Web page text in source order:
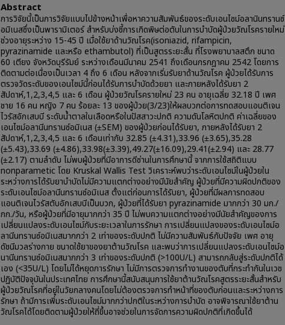
Abstract
การวิจัยนี้เป็นการวิจัยแบบไปข้างหน้าเพื่อหาความสัมพันธ์ของระดับเอนไซม์อลานินทรานซ์
อมิเนสซึ่งเป็นพารามิเตอร์ สำหรับบ่งชี้การเกิดพิษต่อตับในการบำบัดผู้ป่วยวัณโรครายใหม่
ช่วงอายุระหว่าง 15-45 ปี เมื่อใช้ยาด้านวัณโรค(isoniazid, rifampicin,
pyrazinamide และหรือ ethambutol) ที่เป็นสูตรระยะสั้น ที่โรงพยาบาลสตึก ขนาด
60 เตียง จังหวัดบุรีรัมย์ ระหว่างเดือนมีนาคม 2541 ถึงเดือนกรกฎาคม 2542 โดยการ
ติดตามต่อเนื่องเป็นเวลา 4 ถึง 6 เดือน หลังจากเริ่มรับยาด้านวัณโรค ผู้ป่วยได้รับการ
ตรวจวัดระดับของเอนไซม์นี้ก่อนได้รับการบำบัดด้วยยา และภายหลังได้รับยา 2
สัปดาห์,1,2,3,4,5 และ 6 เดือน ผู้ป่วยวัณโรครายใหม่ 23 คน อายุเฉลี่ย 32.18 ปี เพศ
ชาย 16 คน หญิง 7 คน ร้อยละ 13 ของผู้ป่วย(3/23)ให้ผลบวกต่อการทดสอบแอนติเจน
ไวรัสอักเสบบี ระดับน้ำตาลในเลือดหรือในปัสสาวะปกติ ความดันโลหิตปกติ ค่าเฉลี่ยของ
เอนไซม์อลานีนทรานซ์อมิเนส (±SEM) ของผู้ป่วยก่อนได้รับยา, ภายหลังได้รับยา 2
สัปดาห์,1,2,3,4,5 และ 6 เดือนเท่ากับ 32.85 (±4.31),33.96 (±3.65),35.28
(±5.43),33.69 (±4.86),33.98(±3.39),49.27(±16.09),29.41(±2.94) และ 28.77
(±2.17) ตามลำดับ ไม่พบผู้ป่วยที่มีอาการดีซ่านในการศึกษานี้ จากการใช้สถิติแบบ
nonparametic โดย Kruskal Wallis Test วิเคราะห์พบว่าระดับเอนไซม์ในผู้ป่วยใน
ระหว่างการได้รับยาบำบัดไม่มีความแตกต่างอย่างมีนัยสำคัญ ผู้ป่วยที่มีความผิดปกติของ
ระดับเอนไซม์อลานีนทรานซ์อมิเนส ตั้งแต่ก่อนการได้รับยา, ผู้ป่วยที่มีผลการทดสอบ
แอนติเจนไวรัสตับอักเสบบีเป็นบวก, ผู้ป่วยที่ได้รับยา pyrazinamide มากกว่า 30 มก./
กก./วัน, หรือผู้ป่วยที่มีอายุมากกว่า 35 ปี ไม่พบความแตกต่างอย่างมีนัยสำคัญของการ
เปลี่ยนแปลงระดับเอนไซม์กับระยะเวลาในการรักษา การเปลี่ยนแปลงของระดับเอนไซม์อ
ลานีนทรานซ์อมิเนสมากกว่า 2 เท่าของระดับปกติ ไม่มีความสัมพันธ์กับปัจจัย เพศ อายุ
ดัชนีมวลร่างกาย ขนาดใช้ยาของยาต้านวัณโรค และพบว่าการเปลี่ยนแปลงระดับเอนไซม์อ
นานีนทรานซ์อมิเนสมากกว่า 3 เท่าของระดับปกติ (>100U/L) สามารถกลับสู่ระดับปกติได้
เอง (<35U/L) โดยไม่ได้หยุดการรักษา ไม่มีการตรวจการทำงานของตับที่กระทำกันในเวช
ปฏิบัติปัจจุบันในประเทศไทย การศึกษานี้สนับสนุนการใช้ยาต้านวัณโรคสูตรระยะสั้นสำหรับ
ผู้ป่วยวัณโรคที่อยู่ในวัยกลางคนโดยไม่ต้องตรวจการทำหน้าที่ของตับก่อนและระหว่างการ
รักษา ถ้ามีการเพิ่มระดับเอนไซม์มากกว่าปกติในระหว่างการบำบัด อาจพิจารณาใช้ยาต้าน
วัณโรคได้โดยติดตามผู้ป่วยให้ถี่ขึ้นอาจช่วยในการจัดการความผิดปกติที่เกิดขึ้นได้